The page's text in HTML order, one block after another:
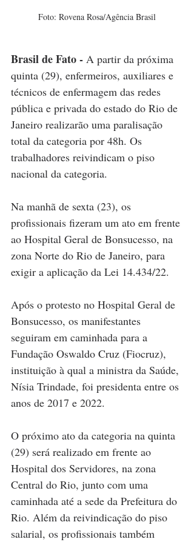
Foto: Rovena Rosa/Agência Brasil
Brasil de Fato - A partir da próxima
quinta (29), enfermeiros, auxiliares e
técnicos de enfermagem das redes
pública e privada do estado do Rio de
Janeiro realizarão uma paralisação
total da categoria por 48h. Os
trabalhadores reivindicam o piso
nacional da categoria.
Na manhã de sexta (23), os
profissionais fizeram um ato em frente
ao Hospital Geral de Bonsucesso, na
zona Norte do Rio de Janeiro, para
exigir a aplicação da Lei 14.434/22.
Após o protesto no Hospital Geral de
Bonsucesso, os manifestantes
seguiram em caminhada para a
Fundação Oswaldo Cruz (Fiocruz),
instituição à qual a ministra da Saúde,
Nísia Trindade, foi presidenta entre os
anos de 2017 e 2022.
O próximo ato da categoria na quinta
(29) será realizado em frente ao
Hospital dos Servidores, na zona
Central do Rio, junto com uma
caminhada até a sede da Prefeitura do
Rio. Além da reivindicação do piso
salarial, os profissionais também